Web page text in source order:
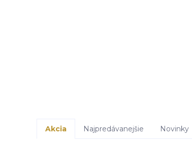
Akcia Najpredávanejšie Novinky